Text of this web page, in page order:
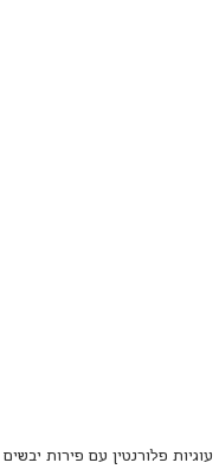
עוגיות פלורנטין עם פירות